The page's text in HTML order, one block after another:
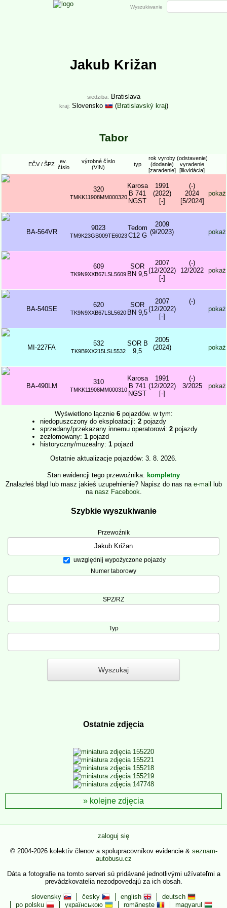
Jakub Križan
siedziba: Bratislava
kraj: Slovensko (Bratislavský kraj)
Tabor
EČV / ŠPZ
ev.
číslo
výrobné číslo
(VIN)
typ
rok vyroby
(dodanie)
[zaradenie]
(odstavenie)
vyradenie
[likvidácia]
320
TMKK11908MM000320
Karosa
B 741
NGST
1991
(2022)
[-]
(-)
2024
[5/2024]
pokaż
BA-564VR
9023
TM9K23GB009TE6023
Tedom
C12 G
2009
(9/2023)
pokaż
609
TK9N9XXB67LSL5609
SOR
BN 9,5
2007
(12/2022)
[-]
(-)
12/2022 pokaż
BA-540SE
620
TK9N9XXB67LSL5620
SOR
BN 9,5
2007
(12/2022)
[-]
(-)
pokaż
MI-227FA
532
TK9B9XX215LSL5532
SOR B
9,5
2005
(2024)
pokaż
BA-490LM
310
TMKK11908MM000310
Karosa
B 741
NGST
1991
(12/2022)
[-]
(-)
3/2025
pokaż
Wyświetlono łącznie 6pojazdów. w tym:
niedopuszczony do eksploatacji: 2pojazdy
sprzedany/przekazany innemu operatorowi: 2pojazdy
zezłomowany: 1pojazd
historyczny/muzealny: 1pojazd
Ostatnie aktualizacje pojazdów: 3. 8. 2026.
Stan ewidencji tego przewoźnika
kompletny
Znalazłeś błąd lub masz jakieś uzupełnienie? Napisz do nas na e-mail
lub
na nasz Facebook.
Szybkie wyszukiwanie
Przewoźnik
uwzględnij wypożyczone pojazdy
Numer taborowy
SPZ/RZ
Typ
Ostatnie zdjęcia
kolejne zdjęcia
Wyszukiwanie
zaloguj się
© 2004-2026 kolektív členov a spolupracovníkov evidencie & seznam-
autobusu.cz
Dáta a fotografie na tomto serveri sú pridávané jednotlivými užívateľmi a
prevádzkovatelia nezodpovedajú za ich obsah.
slovensky
česky english
deutsch
po polsku
українською românește magyarul